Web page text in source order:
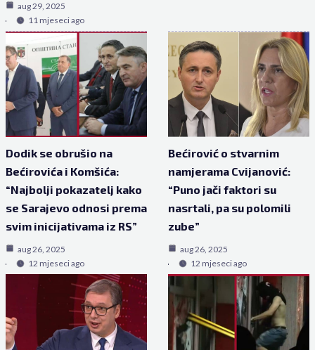
aug 29, 2025
11 mjeseci ago
Dodik se obrušio na
Bećirovića i Komšića:
“Najbolji pokazatelj kako
se Sarajevo odnosi prema
svim inicijativama iz RS”
aug 26, 2025
12 mjeseci ago
Bećirović o stvarnim
namjerama Cvijanović:
“Puno jači faktori su
nasrtali, pa su polomili
zube”
aug 26, 2025
12 mjeseci ago